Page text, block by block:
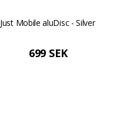
Just Mobile aluDisc - Silver
699 SEK